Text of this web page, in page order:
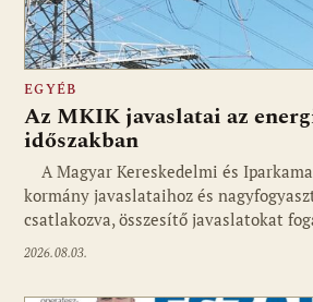
EGYÉB
Az MKIK javaslatai az
időszakban
A Magyar Kereskedelmi és
kormány javaslataihoz és
csatlakozva, összesítő javaslatokat
2026.08.03.